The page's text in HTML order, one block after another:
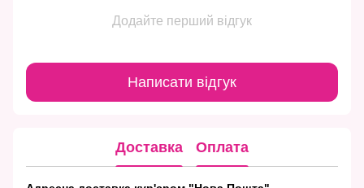
Додайте перший відгук
Написати відгук
Доставка Оплата